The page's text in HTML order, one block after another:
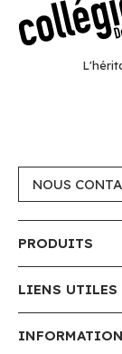
NOUS
PRODUITS
LIENS UTILES